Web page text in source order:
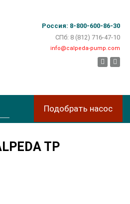
Россия: 8-800-600-86-30
СПб: 8 (812) 716-47-10
facebook
info@calpeda-pump.com
Подобрать насос
TP